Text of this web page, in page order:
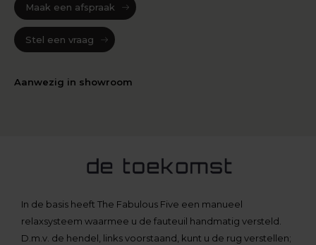
Maak een afspraak
Stel een vraag
Aanwezig in showroom
In de basis heeft The Fabulous Five een manueel
relaxsysteem waarmee u de fauteuil handmatig versteld.
D.m.v. de hendel, links voorstaand, kunt u de rug verstellen;